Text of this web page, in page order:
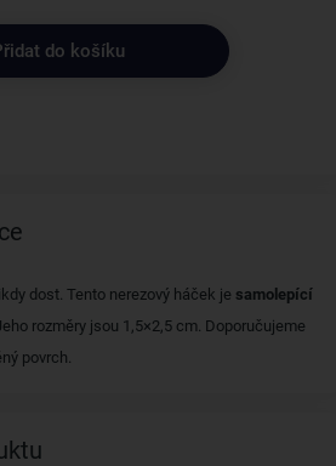
do košíku
dost. Tento nerezový háček je samolepící
rozměry jsou 1,5×2,5 cm. Doporučujeme
povrch.